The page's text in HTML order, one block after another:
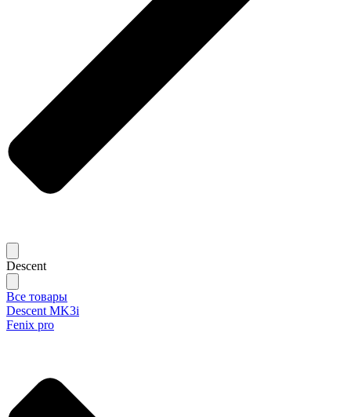
Descent
Все товары
Descent MK3i
Fenix pro